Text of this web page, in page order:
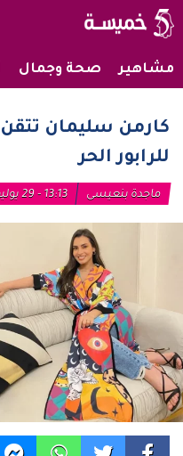
مشاهير صحة وجمال
كارمن سليمان تتقن
للرابور الحر
ماجدة بنعيسى 13:13 - 29 يوليو 2022